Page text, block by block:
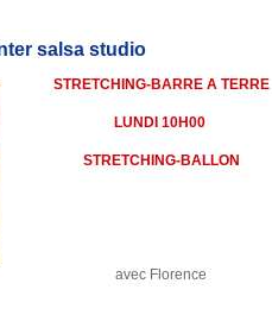
salsa studio
STRETCHING-BARRE A TERRE
LUNDI 10H00
STRETCHING-BALLON
avec Florence